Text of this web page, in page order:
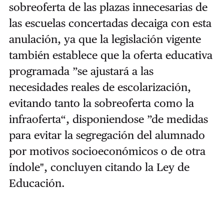
sobreoferta de las plazas innecesarias de
las escuelas concertadas decaiga con esta
anulación, ya que la legislación vigente
también establece que la oferta educativa
programada ”se ajustará a las
necesidades reales de escolarización,
evitando tanto la sobreoferta como la
infraoferta“, disponiendose ”de medidas
para evitar la segregación del alumnado
por motivos socioeconómicos o de otra
índole", concluyen citando la Ley de
Educación.